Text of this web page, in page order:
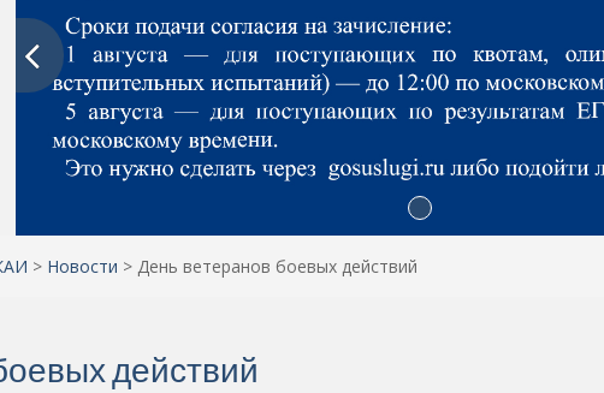
> Новости > День ветеранов боевых действий
действий